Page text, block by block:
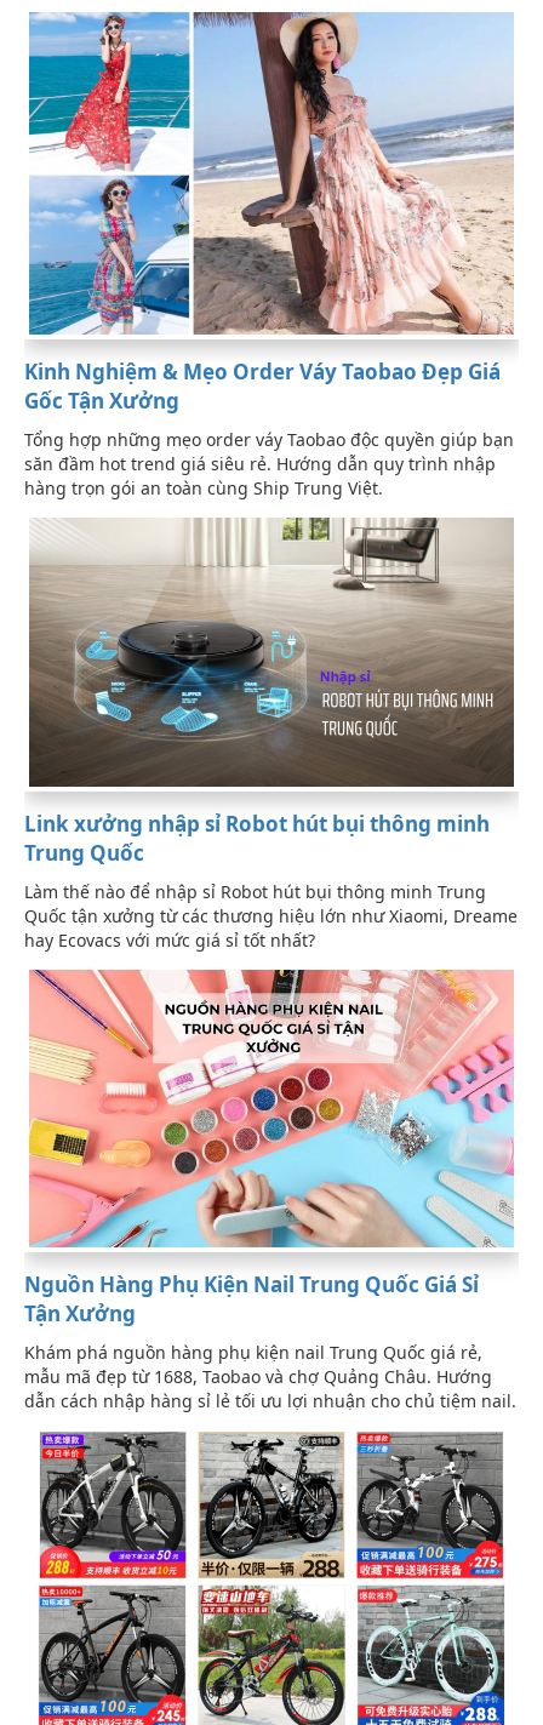
Kinh Nghiệm & Mẹo Order Váy Taobao Đẹp Giá
Gốc Tận Xưởng
Tổng hợp những mẹo order váy Taobao độc quyền giúp bạn
săn đầm hot trend giá siêu rẻ. Hướng dẫn quy trình nhập
hàng trọn gói an toàn cùng Ship Trung Việt.
Link xưởng nhập sỉ Robot hút bụi thông minh
Trung Quốc
Làm thế nào để nhập sỉ Robot hút bụi thông minh Trung
Quốc tận xưởng từ các thương hiệu lớn như Xiaomi, Dreame
hay Ecovacs với mức giá sỉ tốt nhất?
Nguồn Hàng Phụ Kiện Nail Trung Quốc Giá Sỉ
Tận Xưởng
Khám phá nguồn hàng phụ kiện nail Trung Quốc giá rẻ,
mẫu mã đẹp từ 1688, Taobao và chợ Quảng Châu. Hướng
dẫn cách nhập hàng sỉ lẻ tối ưu lợi nhuận cho chủ tiệm nail.